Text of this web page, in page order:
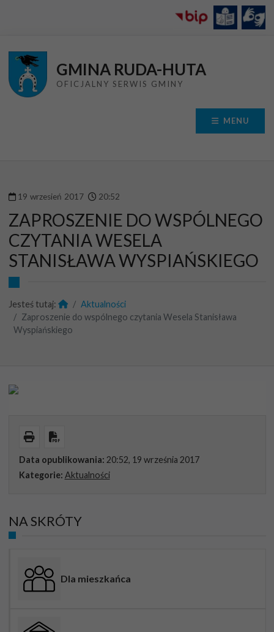
GMINA RUDA-HUTA
OFICJALNY SERWIS GMINY
MENU
19 wrzesień 2017 20:52
ZAPROSZENIE DO WSPÓLNEGO
CZYTANIA WESELA
STANISŁAWA WYSPIAŃSKIEGO
Jesteś tutaj:
Aktualności
Zaproszenie do wspólnego czytania Wesela Stanisława
Wyspiańskiego
WydrukujPobierz PDF
Data opublikowania: 20:52, 19 września 2017
Kategorie: Aktualności
NA SKRÓTY
Dla mieszkańca